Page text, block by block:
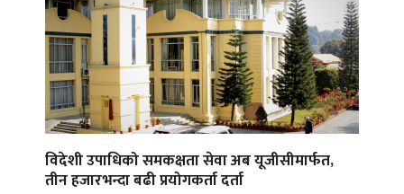
विदेशी उपाधिको समकक्षता सेवा अब यूजीसीमार्फत,
तीन हजारभन्दा बढी प्रयोगकर्ता दर्ता